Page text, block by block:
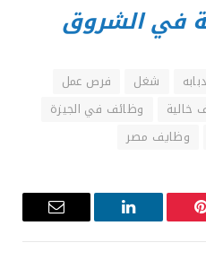
في الشروق
شغل
فرص عمل
خالية
وظائف في الجيزة
وظايف مصر
بينتيريست لينكدإن
البريد